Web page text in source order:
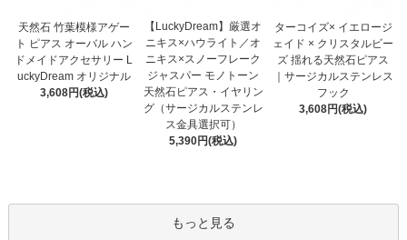
天然石 竹葉模様アゲー
ト ピアス オーバル ハン
ドメイドアクセサリー L
uckyDream オリジナル
3,608円(税込)
【LuckyDream】厳選オ
ニキス×ハウライト／オ
ニキス×スノーフレーク
ジャスパー モノトーン
天然石ピアス・イヤリン
グ（サージカルステンレ
ス金具選択可）
5,390円(税込)
ターコイズ× イエロージ
ェイド × クリスタルビー
ズ 揺れる天然石ピアス
｜サージカルステンレス
フック
3,608円(税込)
もっと見る